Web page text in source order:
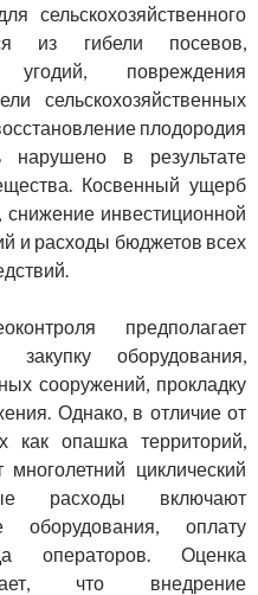
сельскохозяйственного
из гибели посевов,
повреждения
сельскохозяйственных
плодородия
в результате
Косвенный ущерб
инвестиционной
и расходы бюджетов всех
предполагает
оборудования,
сооружений, прокладку
Однако, в отличие от
как опашка территорий,
многолетний циклический
расходы включают
оборудования, оплату
операторов. Оценка
что внедрение